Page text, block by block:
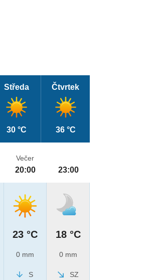
Středa
30 °C
Čtvrtek
36 °C
Večer
20:00
23 °C
0 mm
S
23:00
18 °C
0 mm
SZ